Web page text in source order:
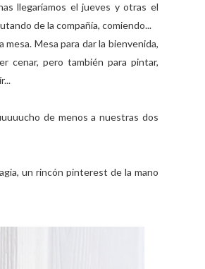
llegaríamos el jueves y otras el
de la compañía, comiendo...
Mesa para dar la bienvenida,
cenar, pero también para pintar,
de menos a nuestras dos
un rincón pinterest de la mano